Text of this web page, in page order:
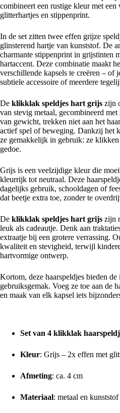
combineert een rustige kleur met
glitterhartjes en stippenprint.
In de set zitten twee effen grijze
glinsterend hartje van kunststof. De
charmante stippenprint in grijstinten
hartaccent. Deze combinatie maakt
verschillende kapsels te creëren – of
subtiele accessoire of meerdere
De klikklak speldjes hart grijs zijn
van stevig metaal, gecombineerd
van gewicht, trekken niet aan het
actief spel of beweging. Dankzij het
ze gemakkelijk in gebruik: ze klikken
gedoe.
Grijs is een veelzijdige kleur die
kleurrijk tot neutraal. Deze
dagelijks gebruik, schooldagen of
dat beetje extra toe, zonder te
De klikklak speldjes hart grijs zijn
leuk als cadeautje. Denk aan
extraatje bij een grotere verrassing.
kwaliteit en stevigheid, terwijl
hartvormige ontwerp.
Kortom, deze haarspeldjes bieden
gebruiksgemak. Voeg ze toe aan de
en maak van elk kapsel iets
Set van 4 klikklak
Kleur: Grijs – 2x effen met
Afmeting: ca. 4 cm
Materiaal: metaal en kunststof